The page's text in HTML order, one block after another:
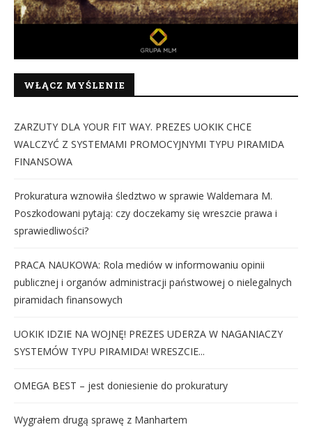
WŁĄCZ MYŚLENIE
ZARZUTY DLA YOUR FIT WAY. PREZES UOKIK CHCE
WALCZYĆ Z SYSTEMAMI PROMOCYJNYMI TYPU PIRAMIDA
FINANSOWA
Prokuratura wznowiła śledztwo w sprawie Waldemara M.
Poszkodowani pytają: czy doczekamy się wreszcie prawa i
sprawiedliwości?
PRACA NAUKOWA: Rola mediów w informowaniu opinii
publicznej i organów administracji państwowej o nielegalnych
piramidach finansowych
UOKIK IDZIE NA WOJNĘ! PREZES UDERZA W NAGANIACZY
SYSTEMÓW TYPU PIRAMIDA! WRESZCIE...
OMEGA BEST – jest doniesienie do prokuratury
Wygrałem drugą sprawę z Manhartem